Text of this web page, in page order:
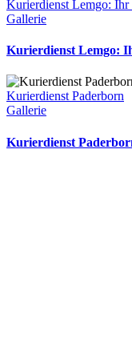
Kurierdienst Lemgo: Ihr
Gallerie
Kurierdienst Lemgo:
Kurierdienst Paderborn
Gallerie
Kurierdienst